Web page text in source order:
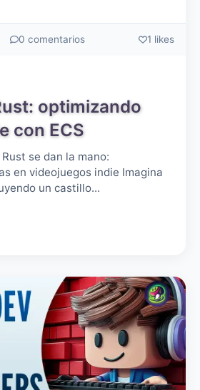
0 comentarios 1 likes
optimizando
con ECS
se dan la mano:
en videojuegos indie Imagina
un castillo...